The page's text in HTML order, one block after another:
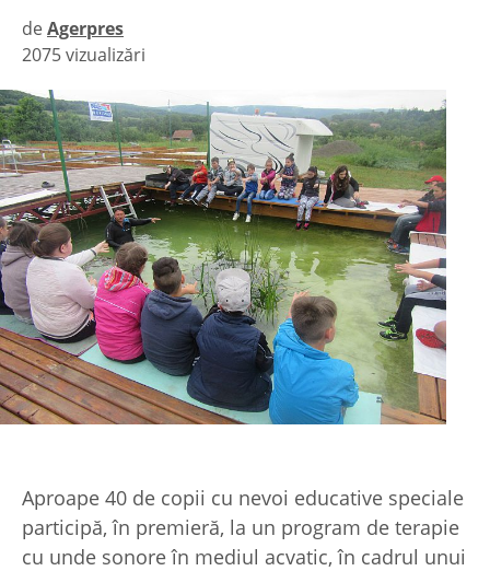
deAgerpres
|
2075 vizualizări
Aproape 40 de copii cu nevoi educative speciale
participă, în premieră, la un program de terapie
cu unde sonore în mediul acvatic, în cadrul unui